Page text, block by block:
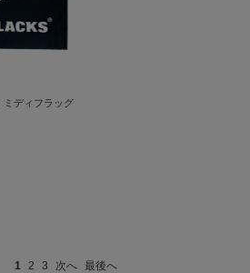
ミディフラッグ
1 2 3 次へ 最後へ